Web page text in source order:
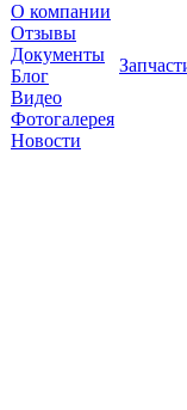
О компании
Отзывы
Документы
Блог
Видео
Фотогалерея
Новости